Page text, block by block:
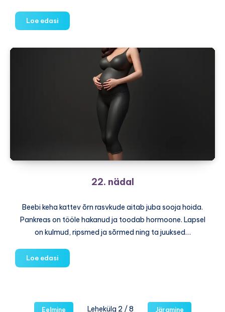
Loe edasi
nädal
22. nädal
Beebi keha kattev õrn rasvkude aitab juba sooja hoida.
Pankreas on tööle hakanud ja toodab hormoone. Lapsel
on kulmud, ripsmed ja sõrmed ning ta juuksed…
Loe edasi
nädal
Eelmine Lehekülg 2 / 8 Järgmine